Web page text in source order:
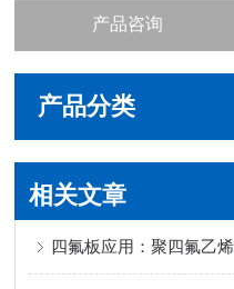
产品咨询
产品分类
相关文章
四氟板应用：聚四氟乙